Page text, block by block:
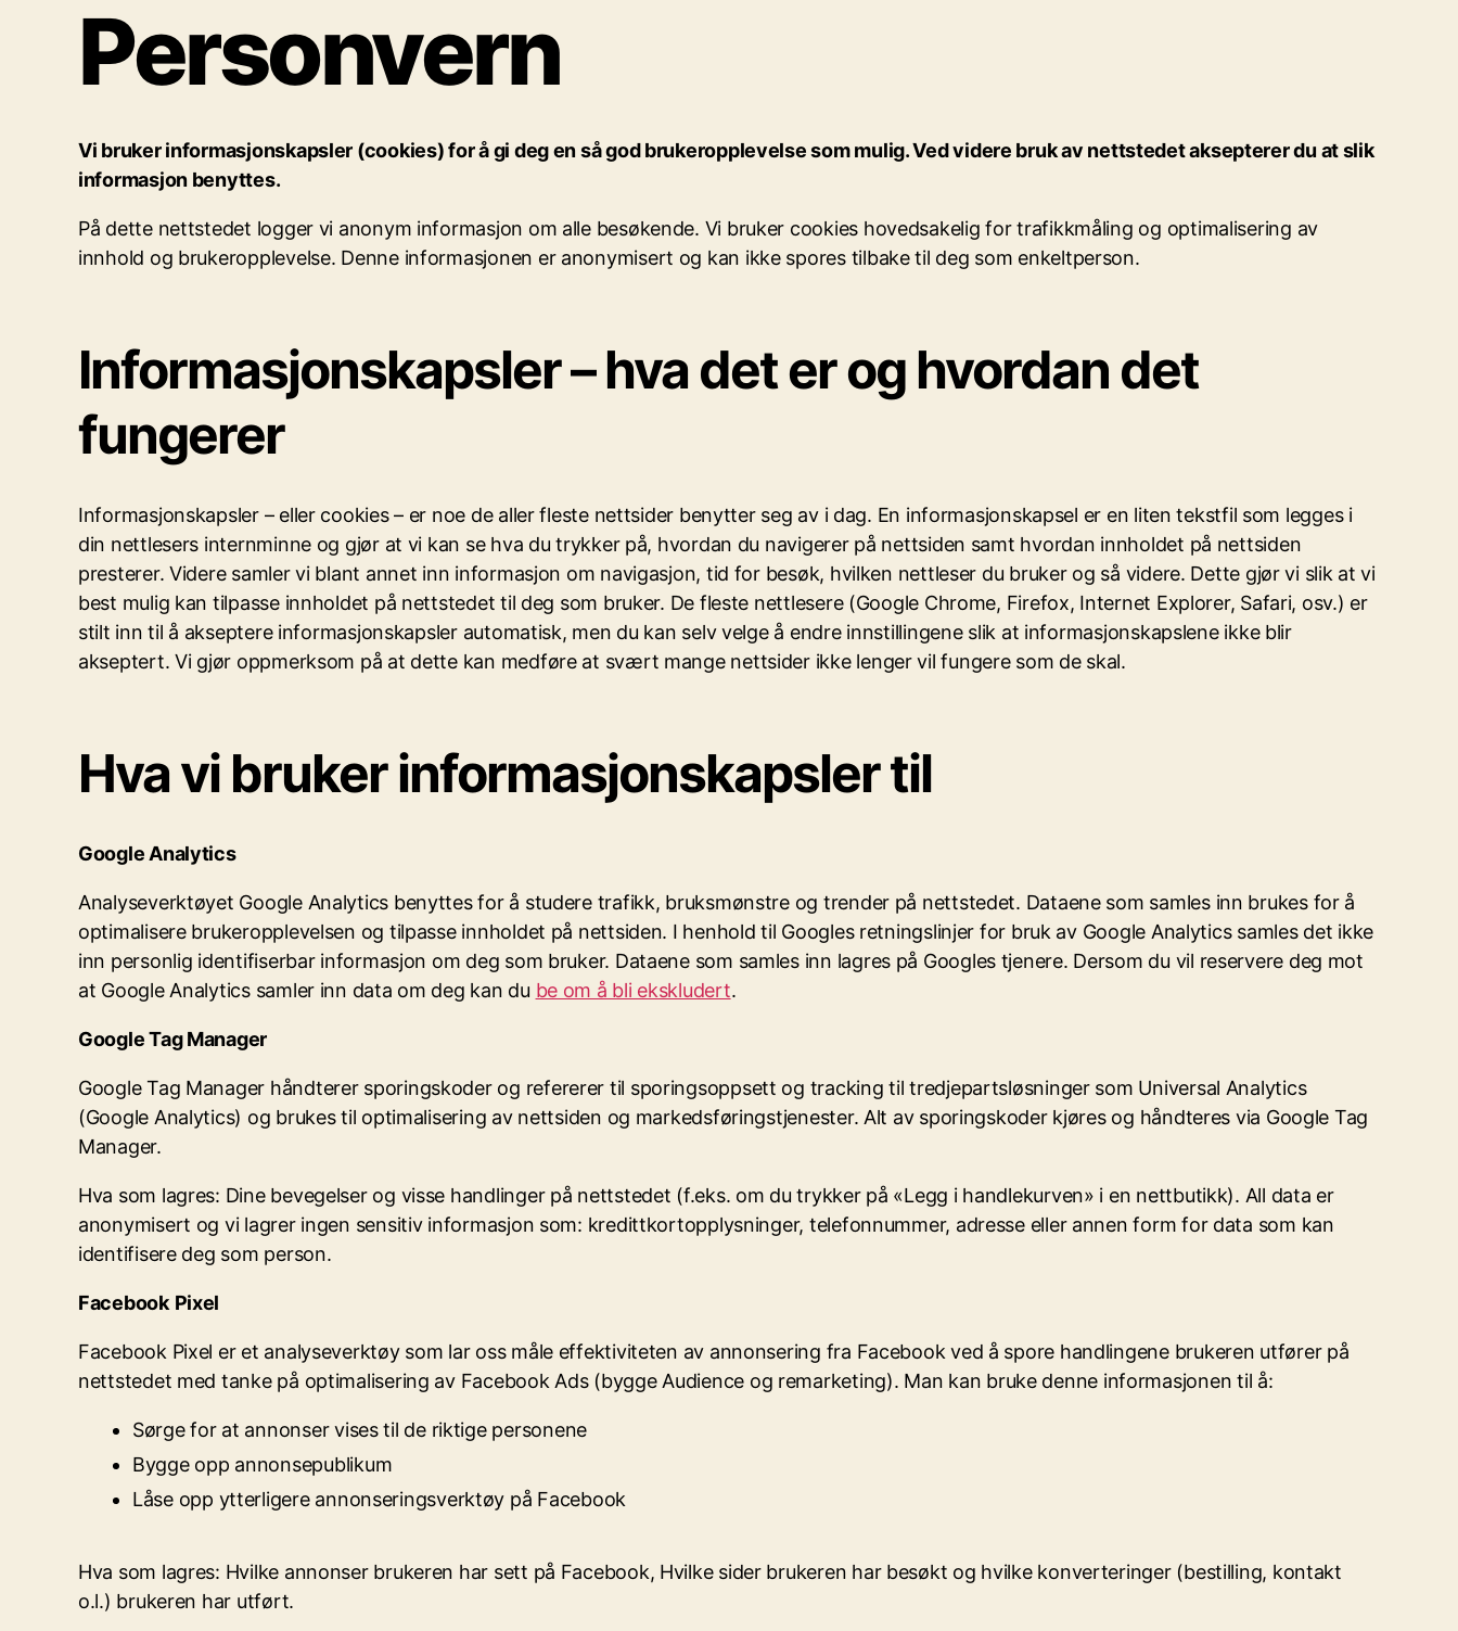
Personvern
Vi bruker informasjonskapsler (cookies) for å gi deg en så god brukeropplevelse som mulig. Ved videre bruk av nettstedet aksepterer du at slik
informasjon benyttes.
På dette nettstedet logger vi anonym informasjon om alle besøkende. Vi bruker cookies hovedsakelig for trafikkmåling og optimalisering av
innhold og brukeropplevelse. Denne informasjonen er anonymisert og kan ikke spores tilbake til deg som enkeltperson.
Informasjonskapsler – hva det er og hvordan det
fungerer
Informasjonskapsler – eller cookies – er noe de aller fleste nettsider benytter seg av i dag. En informasjonskapsel er en liten tekstfil som legges i
din nettlesers internminne og gjør at vi kan se hva du trykker på, hvordan du navigerer på nettsiden samt hvordan innholdet på nettsiden
presterer. Videre samler vi blant annet inn informasjon om navigasjon, tid for besøk, hvilken nettleser du bruker og så videre. Dette gjør vi slik at vi
best mulig kan tilpasse innholdet på nettstedet til deg som bruker. De fleste nettlesere (Google Chrome, Firefox, Internet Explorer, Safari, osv.) er
stilt inn til å akseptere informasjonskapsler automatisk, men du kan selv velge å endre innstillingene slik at informasjonskapslene ikke blir
akseptert. Vi gjør oppmerksom på at dette kan medføre at svært mange nettsider ikke lenger vil fungere som de skal.
Hva vi bruker informasjonskapsler til
Google Analytics
Analyseverktøyet Google Analytics benyttes for å studere trafikk, bruksmønstre og trender på nettstedet. Dataene som samles inn brukes for å
optimalisere brukeropplevelsen og tilpasse innholdet på nettsiden. I henhold til Googles retningslinjer for bruk av Google Analytics samles det ikke
inn personlig identifiserbar informasjon om deg som bruker. Dataene som samles inn lagres på Googles tjenere. Dersom du vil reservere deg mot
at Google Analytics samler inn data om deg kan du be om å bli ekskludert.
Google Tag Manager
Google Tag Manager håndterer sporingskoder og refererer til sporingsoppsett og tracking til tredjepartsløsninger som Universal Analytics
(Google Analytics) og brukes til optimalisering av nettsiden og markedsføringstjenester. Alt av sporingskoder kjøres og håndteres via Google Tag
Manager.
Hva som lagres: Dine bevegelser og visse handlinger på nettstedet (f.eks. om du trykker på «Legg i handlekurven» i en nettbutikk). All data er
anonymisert og vi lagrer ingen sensitiv informasjon som: kredittkortopplysninger, telefonnummer, adresse eller annen form for data som kan
identifisere deg som person.
Facebook Pixel
Facebook Pixel er et analyseverktøy som lar oss måle effektiviteten av annonsering fra Facebook ved å spore handlingene brukeren utfører på
nettstedet med tanke på optimalisering av Facebook Ads (bygge Audience og remarketing). Man kan bruke denne informasjonen til å:
Sørge for at annonser vises til de riktige personene
Bygge opp annonsepublikum
Låse opp ytterligere annonseringsverktøy på Facebook
Hva som lagres: Hvilke annonser brukeren har sett på Facebook, Hvilke sider brukeren har besøkt og hvilke konverteringer (bestilling, kontakt
o.l.) brukeren har utført.